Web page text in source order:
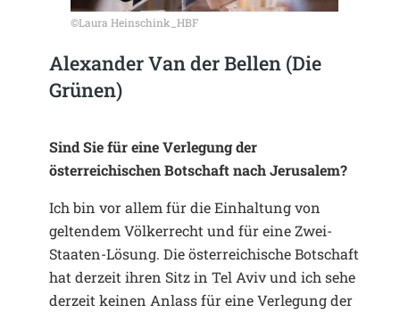
©Laura Heinschink_HBF
Alexander Van der Bellen (Die
Grünen)
Sind Sie für eine Verlegung der
österreichischen Botschaft nach Jerusalem?
Ich bin vor allem für die Einhaltung von
geltendem Völkerrecht und für eine Zwei-
Staaten-Lösung. Die österreichische Botschaft
hat derzeit ihren Sitz in Tel Aviv und ich sehe
derzeit keinen Anlass für eine Verlegung der